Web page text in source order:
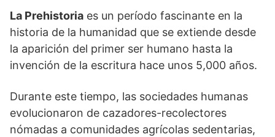
La Prehistoria es un período fascinante en la
historia de la humanidad que se extiende desde
la aparición del primer ser humano hasta la
invención de la escritura hace unos 5,000 años.
Durante este tiempo, las sociedades humanas
evolucionaron de cazadores-recolectores
nómadas a comunidades agrícolas sedentarias,